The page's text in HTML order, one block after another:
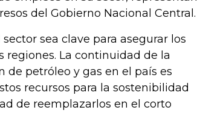
del Gobierno Nacional Central.
sea clave para asegurar los
regiones. La continuidad de la
de petróleo y gas en el país es
recursos para la sostenibilidad
de reemplazarlos en el corto